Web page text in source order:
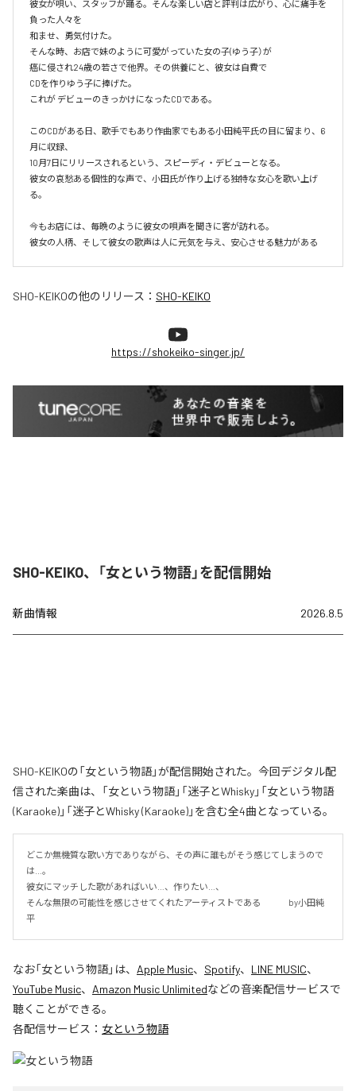
彼女が唄い、スタッフが踊る。そんな楽しい店と評判は広がり、心に痛手を
負った人々を
和ませ、勇気付けた。
そんな時、お店で妹のように可愛がっていた女の子(ゆう子）が
癌に侵され24歳の若さで他界。その供養にと、彼女は自費で
CDを作りゆう子に捧げた。
これが デビューのきっかけになったCDである。
このCDがある日、歌手でもあり作曲家でもある小田純平氏の目に留まり、6
月に収録、
10月7日にリリースされるという、スピーディ・デビューとなる。
彼女の哀愁ある個性的な声で、小田氏が作り上げる独特な女心を歌い上げ
る。
今もお店には、毎晩のように彼女の唄声を聞きに客が訪れる。
彼女の人柄、そして彼女の歌声は人に元気を与え、安心させる魅力がある
SHO-KEIKOの他のリリース： SHO-KEIKO
https://shokeiko-singer.jp/
SHO-KEIKO、「女という物語」を配信開始
新曲情報 2026.8.5
SHO-KEIKOの「女という物語」が配信開始された。今回デジタル配
信された楽曲は、「女という物語」「迷子とWhisky」「女という物語
(Karaoke)」「迷子とWhisky (Karaoke)」を含む全4曲となっている。
どこか無機質な歌い方でありながら、その声に誰もがそう感じてしまうので
は…。
彼女にマッチした歌があればいい…、作りたい…、
そんな無限の可能性を感じさせてくれたアーティストである 　　　by小田純
平
なお「女という物語」は、 Apple Music、 Spotify、 LINE MUSIC、
YouTube Music、 Amazon Music Unlimitedなどの音楽配信サービスで
聴くことができる。
各配信サービス： 女という物語